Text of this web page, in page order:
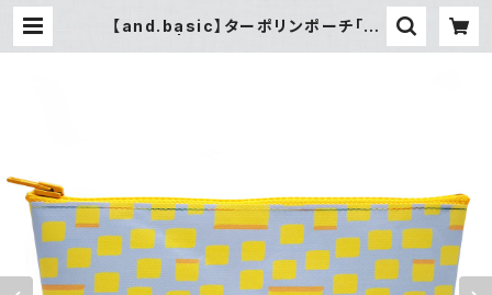
【and.basic】ターポリンポーチ「カ